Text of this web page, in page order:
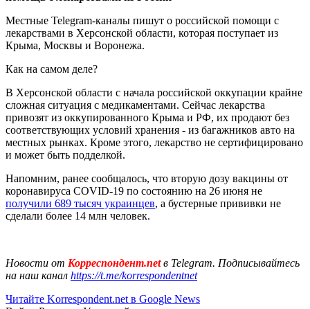
Местные Telegram-каналы пишут о российской помощи с
лекарствами в Херсонской области, которая поступает из
Крыма, Москвы и Воронежа.
Как на самом деле?
В Херсонской области с начала российской оккупации крайне
сложная ситуация с медикаментами. Сейчас лекарства
привозят из оккупированного Крыма и РФ, их продают без
соответствующих условий хранения - из багажников авто на
местных рынках. Кроме этого, лекарство не сертифицировано
и может быть подделкой.
Напомним, ранее сообщалось, что вторую дозу вакцины от
коронавируса COVID-19 по состоянию на 26 июня не
получили 689 тысяч украинцев, а бустерные прививки не
сделали более 14 млн человек.
Новости от Корреспондент.netв Telegram. Подписывайтесь
на наш канал https://t.me/korrespondentnet
Читайте Korrespondent.net в Google News